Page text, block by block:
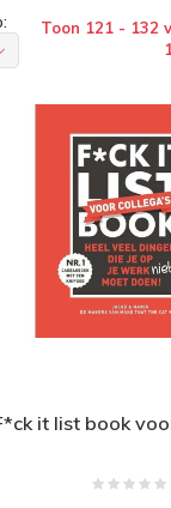
Toon 121 - 132
it list book